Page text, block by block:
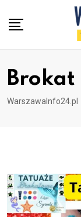
Brokat
WarszawaInfo24.pl